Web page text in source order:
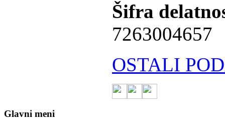
Šifra
7263004657
OSTALI
Glavni meni